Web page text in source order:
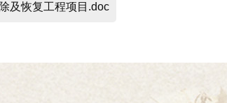
及恢复工程项目.doc